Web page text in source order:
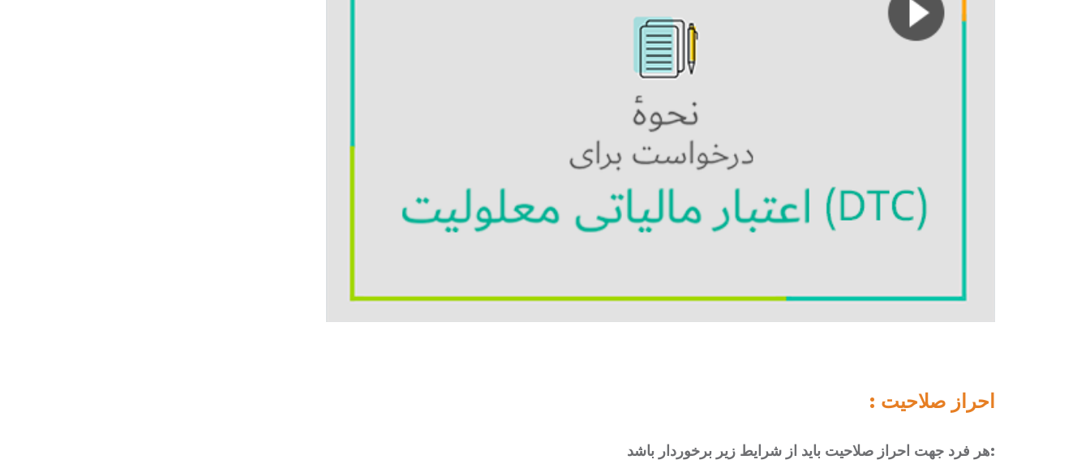
: احراز صلاحیت
هر فرد جهت احراز صلاحیت باید از شرایط زیر برخوردار باشد: